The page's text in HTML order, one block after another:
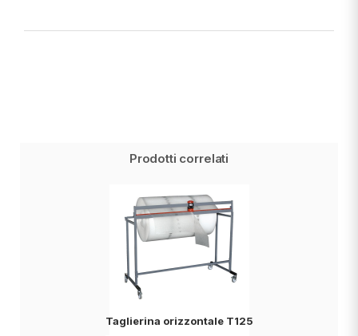
Prodotti correlati
Taglierina orizzontale T125